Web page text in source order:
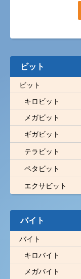
ビット
ビット
キロビット
メガビット
ギガビット
テラビット
ペタビット
エクサビット
バイト
バイト
キロバイト
メガバイト